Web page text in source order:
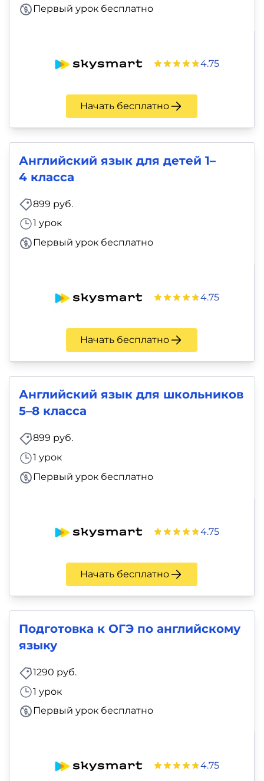
Первый урок бесплатно
4.75
Начать бесплатно
Английский язык для детей 1–
4 класса
899 руб.
1 урок
Первый урок бесплатно
4.75
Начать бесплатно
Английский язык для школьников
5–8 класса
899 руб.
1 урок
Первый урок бесплатно
4.75
Начать бесплатно
Подготовка к ОГЭ по английскому
языку
1290 руб.
1 урок
Первый урок бесплатно
4.75
Иностранный
Для
Красота,
здоровье,
фитнес
Психология
и
саморазвитие
Прочее
Тесты
профориентацию